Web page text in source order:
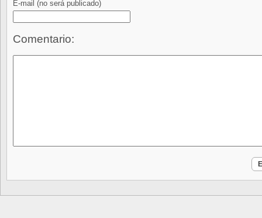
E-mail (no será publicado)
Comentario: